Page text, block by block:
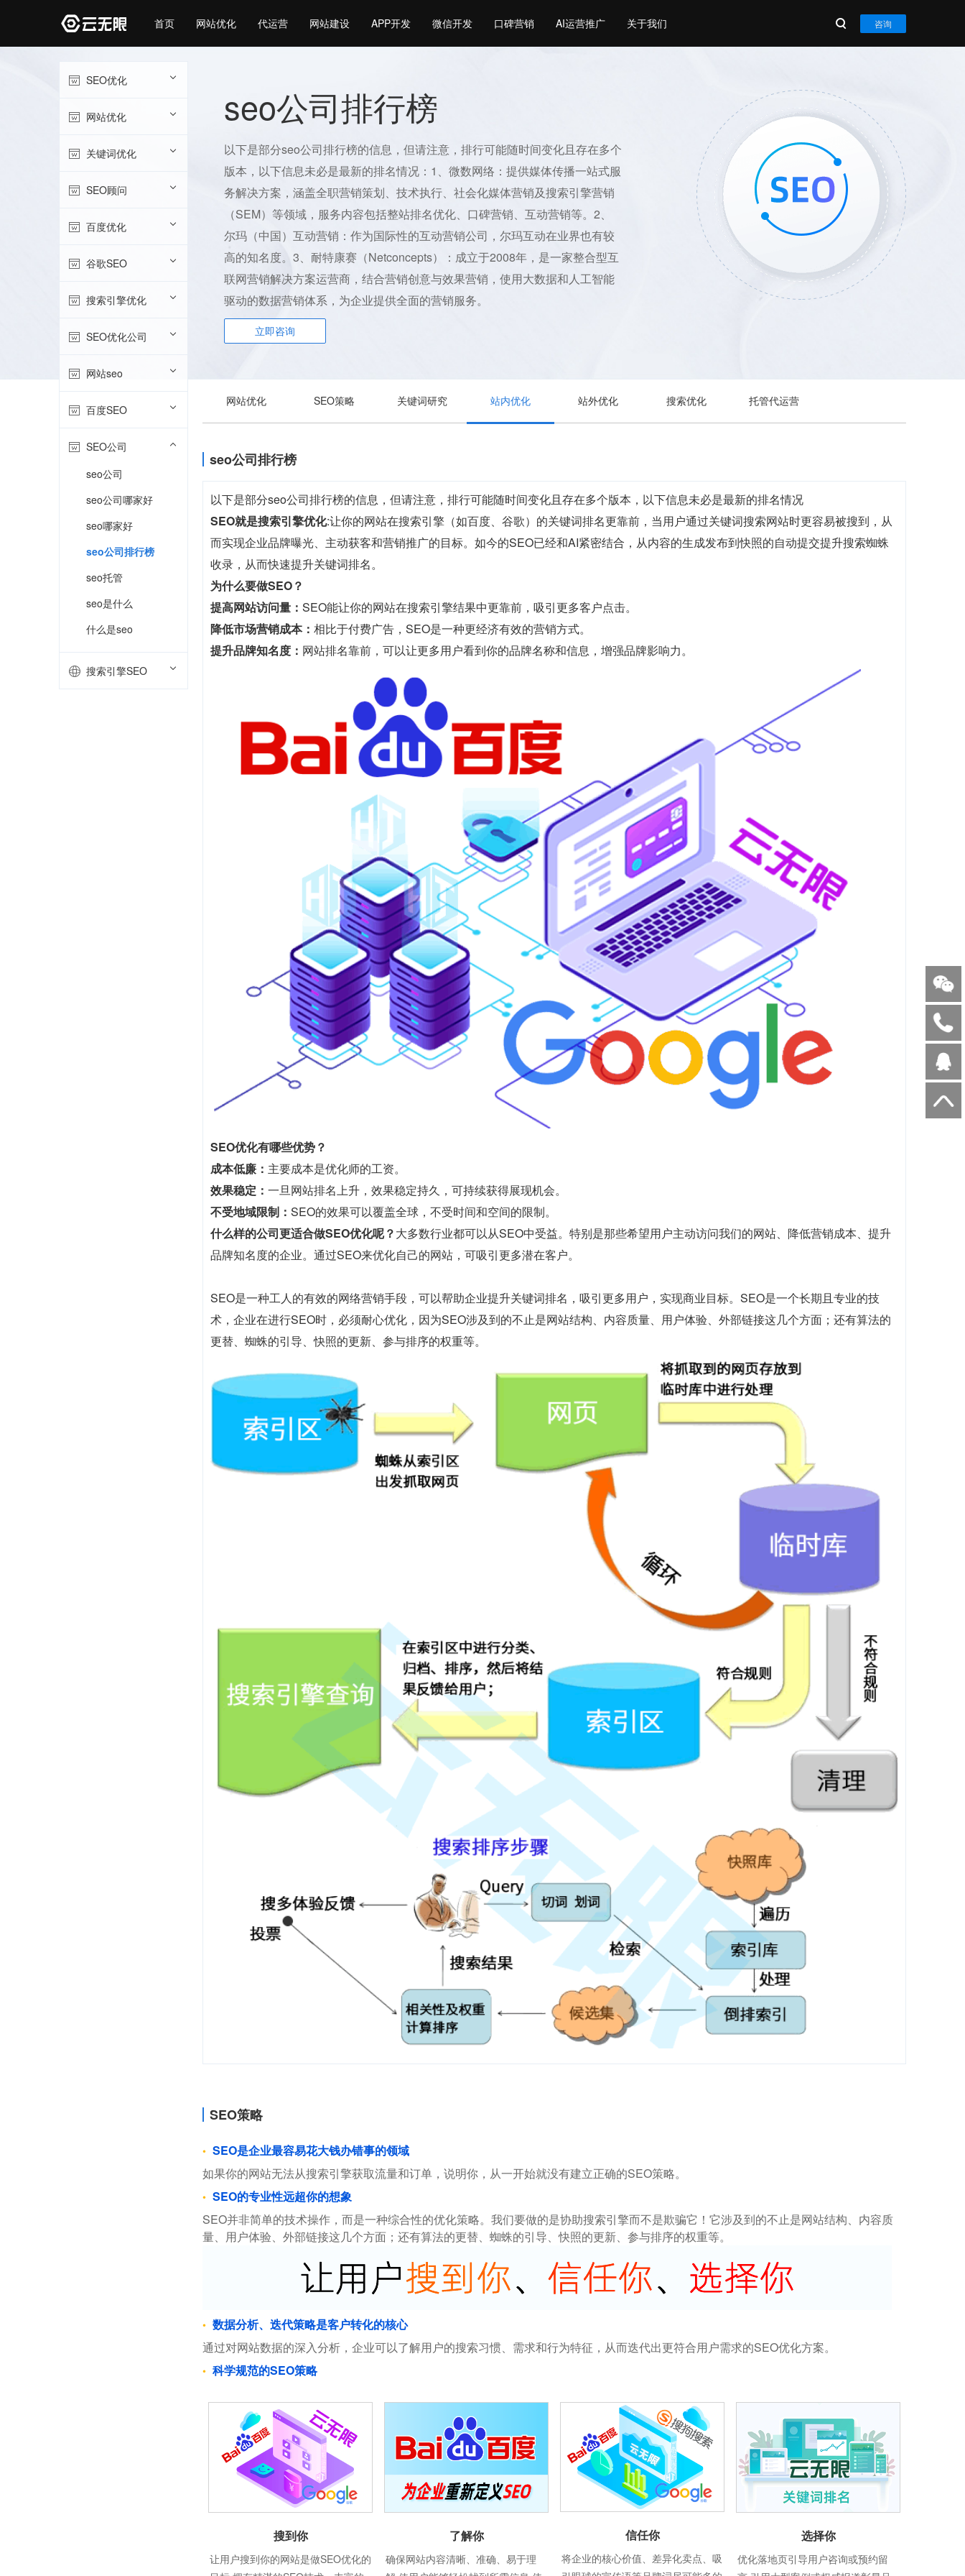
首页 网站优化 代运营 网站建设 APP开发 微信开发 口碑营销 AI运营推广 关于我们 咨询
seo公司排行榜
以下是部分seo公司排行榜的信息，但请注意，排行可能随时间变化且存在多个
版本，以下信息未必是最新的排名情况：1、微数网络：提供媒体传播一站式服
务解决方案，涵盖全职营销策划、技术执行、社会化媒体营销及搜索引擎营销
（SEM）等领域，服务内容包括整站排名优化、口碑营销、互动营销等。2、
尔玛（中国）互动营销：作为国际性的互动营销公司，尔玛互动在业界也有较
高的知名度。3、耐特康赛（Netconcepts）：成立于2008年，是一家整合型互
联网营销解决方案运营商，结合营销创意与效果营销，使用大数据和人工智能
驱动的数据营销体系，为企业提供全面的营销服务。
立即咨询
SEO优化
网站优化
关键词优化
SEO顾问
百度优化
谷歌SEO
搜索引擎优化
SEO优化公司
网站seo
百度SEO
SEO公司
seo公司
seo公司哪家好
seo哪家好
seo公司排行榜
seo托管
seo是什么
什么是seo
搜索引擎SEO
网站优化 SEO策略 关键词研究 站内优化 站外优化 搜索优化 托管代运营
seo公司排行榜
以下是部分seo公司排行榜的信息，但请注意，排行可能随时间变化且存在多个版本，以下信息未必是最新的排名情况
SEO就是搜索引擎优化:让你的网站在搜索引擎（如百度、谷歌）的关键词排名更靠前，当用户通过关键词搜索网站时更容易被搜到，从
而实现企业品牌曝光、主动获客和营销推广的目标。如今的SEO已经和AI紧密结合，从内容的生成发布到快照的自动提交提升搜索蜘蛛
收录，从而快速提升关键词排名。
为什么要做SEO？
提高网站访问量： SEO能让你的网站在搜索引擎结果中更靠前，吸引更多客户点击。
降低市场营销成本： 相比于付费广告，SEO是一种更经济有效的营销方式。
提升品牌知名度： 网站排名靠前，可以让更多用户看到你的品牌名称和信息，增强品牌影响力。
SEO优化有哪些优势？
成本低廉： 主要成本是优化师的工资。
效果稳定： 一旦网站排名上升，效果稳定持久，可持续获得展现机会。
不受地域限制： SEO的效果可以覆盖全球，不受时间和空间的限制。
什么样的公司更适合做SEO优化呢？大多数行业都可以从SEO中受益。特别是那些希望用户主动访问我们的网站、降低营销成本、提升
品牌知名度的企业。通过SEO来优化自己的网站，可吸引更多潜在客户。
SEO是一种工人的有效的网络营销手段，可以帮助企业提升关键词排名，吸引更多用户，实现商业目标。SEO是一个长期且专业的技
术，企业在进行SEO时，必须耐心优化，因为SEO涉及到的不止是网站结构、内容质量、用户体验、外部链接这几个方面；还有算法的
更替、蜘蛛的引导、快照的更新、参与排序的权重等。
SEO策略
SEO是企业最容易花大钱办错事的领域
如果你的网站无法从搜索引擎获取流量和订单，说明你，从一开始就没有建立正确的SEO策略。
SEO的专业性远超你的想象
SEO并非简单的技术操作，而是一种综合性的优化策略。我们要做的是协助搜索引擎而不是欺骗它！它涉及到的不止是网站结构、内容质
量、用户体验、外部链接这几个方面；还有算法的更替、蜘蛛的引导、快照的更新、参与排序的权重等。
数据分析、迭代策略是客户转化的核心
通过对网站数据的深入分析，企业可以了解用户的搜索习惯、需求和行为特征，从而迭代出更符合用户需求的SEO优化方案。
科学规范的SEO策略
搜到你
让用户搜到你的网站是做SEO优化的
了解你
确保网站内容清晰、准确、易于理
信任你
将企业的核心价值、差异化卖点、吸
选择你
优化落地页引导用户咨询或预约留